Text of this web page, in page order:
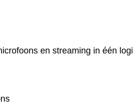
en streaming in één